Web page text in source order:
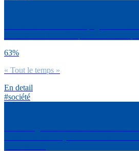
63%
« Tout le temps »
En detail
#société